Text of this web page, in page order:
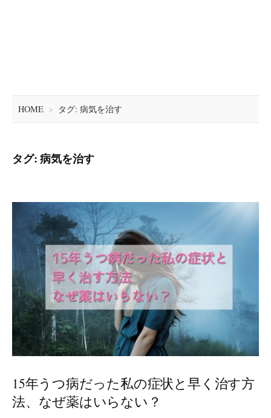
HOME > タグ: 病気を治す
タグ: 病気を治す
15年うつ病だった私の症状と早く治す方
法、なぜ薬はいらない？